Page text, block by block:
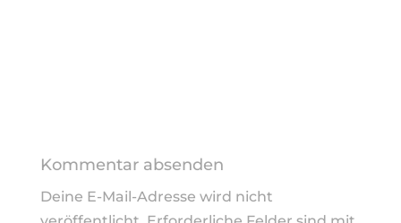
Kommentar absenden
Deine E-Mail-Adresse wird nicht